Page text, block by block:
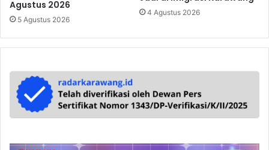
Agustus 2026
5 Agustus 2026
4 Agustus 2026